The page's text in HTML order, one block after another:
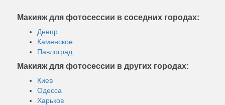
Макияж для фотосессии в соседних городах:
Днепр
Каменское
Павлоград
Макияж для фотосессии в других городах:
Киев
Одесса
Харьков